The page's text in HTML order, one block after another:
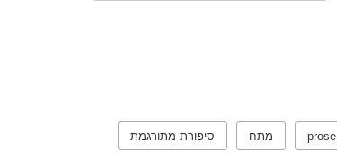
prose מתח סיפורת מתורגמת